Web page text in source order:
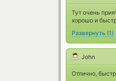
Тут очень
хорошо и
Развернуть (1)
John
Отлично,